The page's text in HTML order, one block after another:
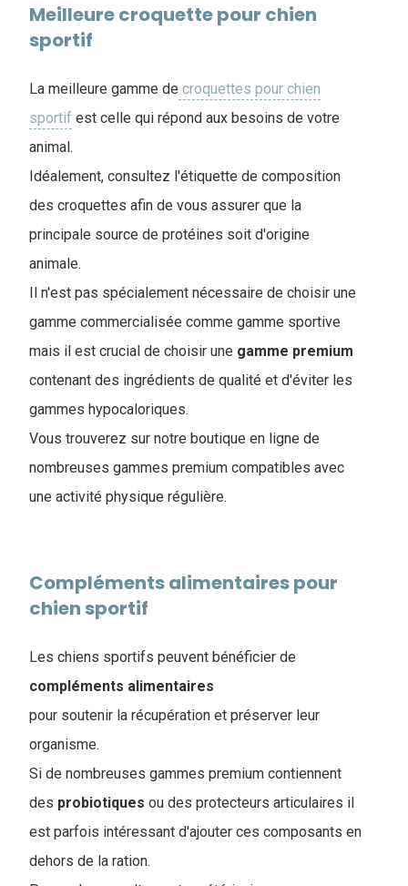
Meilleure croquette pour chien
sportif
La meilleure gamme de croquettes pour chien
sportif est celle qui répond aux besoins de votre
animal.
Idéalement, consultez l'étiquette de composition
des croquettes afin de vous assurer que la
principale source de protéines soit d'origine
animale.
Il n'est pas spécialement nécessaire de choisir une
gamme commercialisée comme gamme sportive
mais il est crucial de choisir une gamme premium
contenant des ingrédients de qualité et d'éviter les
gammes hypocaloriques.
Vous trouverez sur notre boutique en ligne de
nombreuses gammes premium compatibles avec
une activité physique régulière.
Compléments alimentaires pour
chien sportif
Les chiens sportifs peuvent bénéficier de
compléments alimentaires
pour soutenir la récupération et préserver leur
organisme.
Si de nombreuses gammes premium contiennent
des probiotiques ou des protecteurs articulaires il
est parfois intéressant d'ajouter ces composants en
dehors de la ration.